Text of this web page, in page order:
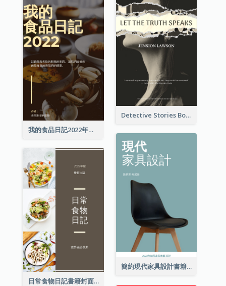
Detective Stories Book Cover
我的食品日記2022年書籍封面
簡約現代家具設計書籍封面
日常食物日記書籍封面